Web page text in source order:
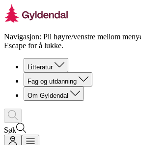
Navigasjon: Pil høyre/venstre mellom
Escape for å lukke.
Litteratur
Fag og utdanning
Om Gyldendal
Søk